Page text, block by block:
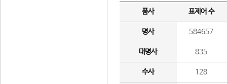
품사 표제어 수
명사 584657
대명사 835
수사 128